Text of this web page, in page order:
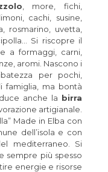
, more, fichi,
cachi, susine,
rosmarino, uvetta,
Si riscopre il
a formaggi, carni,
aromi. Nascono i
per pochi,
famiglia, ma bontà
anche la birra
artigianale.
Made in Elba con
dell’isola e con
mediterraneo. Si
sempre più spesso
energie e risorse